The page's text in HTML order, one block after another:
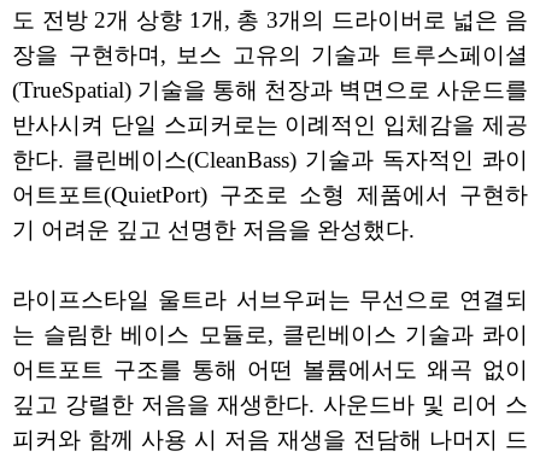
도 전방 2개 상향 1개, 총 3개의 드라이버로 넓은 음
장을 구현하며, 보스 고유의 기술과 트루스페이셜
(TrueSpatial) 기술을 통해 천장과 벽면으로 사운드를
반사시켜 단일 스피커로는 이례적인 입체감을 제공
한다. 클린베이스(CleanBass) 기술과 독자적인 콰이
어트포트(QuietPort) 구조로 소형 제품에서 구현하
기 어려운 깊고 선명한 저음을 완성했다.
라이프스타일 울트라 서브우퍼는 무선으로 연결되
는 슬림한 베이스 모듈로, 클린베이스 기술과 콰이
어트포트 구조를 통해 어떤 볼륨에서도 왜곡 없이
깊고 강렬한 저음을 재생한다. 사운드바 및 리어 스
피커와 함께 사용 시 저음 재생을 전담해 나머지 드